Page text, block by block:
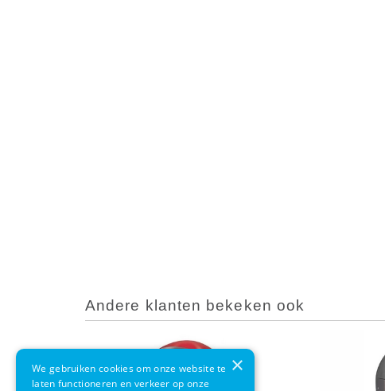
Andere klanten bekeken ook
×
We gebruiken cookies om onze website te
laten functioneren en verkeer op onze